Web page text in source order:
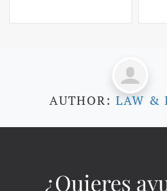
AUTHOR: LAW &
¿Quieres